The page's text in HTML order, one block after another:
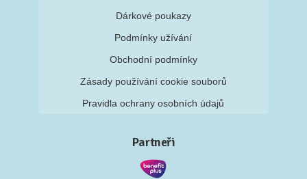
Dárkové poukazy
Podmínky užívání
Obchodní podmínky
Zásady používání cookie souborů
Pravidla ochrany osobních údajů
Partneři